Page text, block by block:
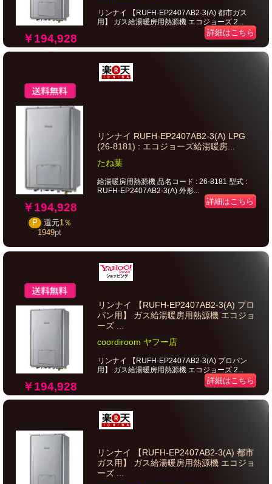
￥194,928
リンナイ 【RUFH-EP2407AB2-3(A) 都市ガス
用】 ガス給湯暖房用熱源機 エコジョーズ 2...
詳細はこちら
￥194,928
P 還元1％
1949pt
リンナイ RUFH-EP2407AB2-3(A) LPG
(26-8181) : エコジョーズ給湯暖房...
たね葉
給湯暖房用熱源機 品名コード : 26-8181 型式 :
RUFH-EP2407AB2-3(A) 外形...
詳細はこちら
￥194,928
リンナイ 【RUFH-EP2407AB2-3(A) プロ
パン用】 ガス給湯暖房用熱源機 エコジョ
ーズ ...
coordiroom ヤフー店
リンナイ 【RUFH-EP2407AB2-3(A) プロパン
用】 ガス給湯暖房用熱源機 エコジョーズ 2...
詳細はこちら
リンナイ 【RUFH-EP2407AB2-3(A) 都市
ガス用】 ガス給湯暖房用熱源機 エコジョ
ーズ ...